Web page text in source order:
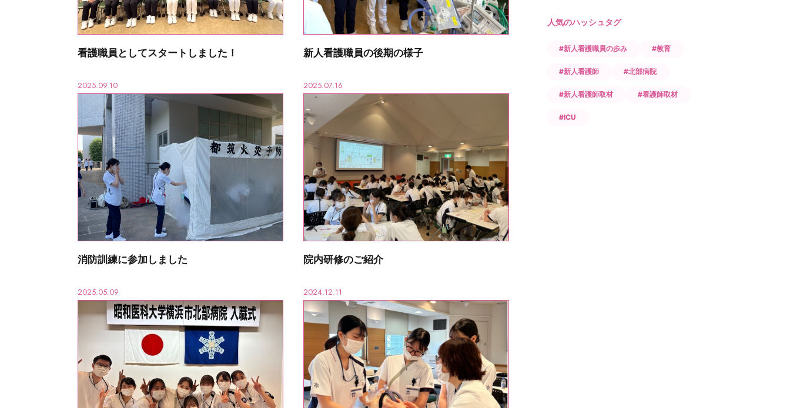
看護職員としてスタートしました！ 新人看護職員の後期の様子
2025.09.10
消防訓練に参加しました
2025.07.16
院内研修のご紹介
2025.05.09 2024.12.11
人気のハッシュタグ
#新人看護職員の歩み #教育
#新人看護師 #北部病院
#新人看護師取材 #看護師取材
#ICU